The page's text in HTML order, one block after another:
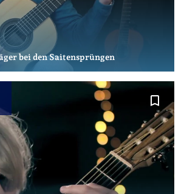
bei den Saitensprüngen
bookmark_border